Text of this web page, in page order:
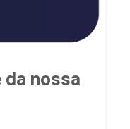
nossa